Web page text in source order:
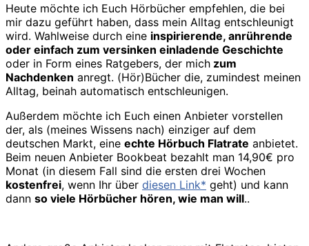
Heute möchte ich Euch Hörbücher empfehlen, die bei
mir dazu geführt haben, dass mein Alltag entschleunigt
wird. Wahlweise durch eine inspirierende, anrührende
oder einfach zum versinken einladende Geschichte
oder in Form eines Ratgebers, der mich zum
Nachdenken anregt. (Hör)Bücher die, zumindest meinen
Alltag, beinah automatisch entschleunigen.
Außerdem möchte ich Euch einen Anbieter vorstellen
der, als (meines Wissens nach) einziger auf dem
deutschen Markt, eine echte Hörbuch Flatrate anbietet.
Beim neuen Anbieter Bookbeat bezahlt man 14,90€ pro
Monat (in diesem Fall sind die ersten drei Wochen
kostenfrei, wenn Ihr über diesen Link* geht) und kann
dann so viele Hörbücher hören, wie man will..